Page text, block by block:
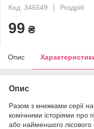
Код: 346549
Роздріб
99 ₴
Опис
Опис
Разом з книжками серії
комічними історіями
або найменшого